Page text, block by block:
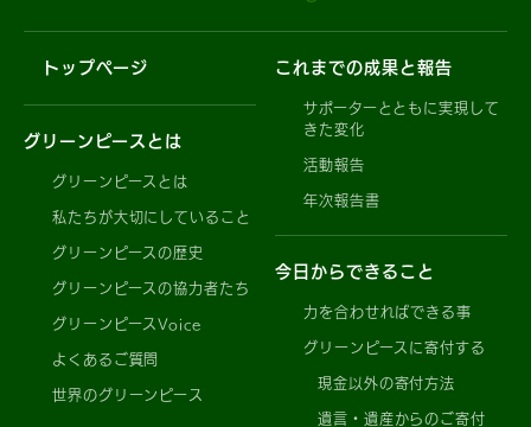
トップページ
グリーンピースとは
グリーンピースとは
私たちが大切にしていること
グリーンピースの歴史
グリーンピースの協力者たち
グリーンピースVoice
よくあるご質問
世界のグリーンピース
これまでの成果と報告
サポーターとともに実現して
きた変化
活動報告
年次報告書
今日からできること
力を合わせればできる事
グリーンピースに寄付する
現金以外の寄付方法
遺言・遺産からのご寄付